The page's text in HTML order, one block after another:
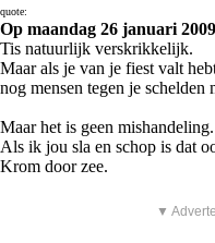
quote:
Op maandag 26 januari
Tis natuurlijk verskrikkelijk.
Maar als je van je fiest valt
nog mensen tegen je schelden
Maar het is geen mishandeling.
Als ik jou sla en schop is dat
Krom door zee.
▼